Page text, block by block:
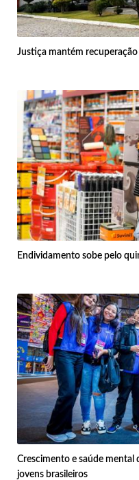
Justiça mantém recuperação
Endividamento sobe pelo
Crescimento e saúde mental
jovens brasileiros